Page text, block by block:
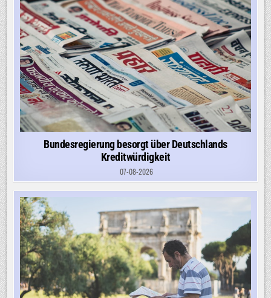
Bundesregierung besorgt über Deutschlands
Kreditwürdigkeit
07-08-2026